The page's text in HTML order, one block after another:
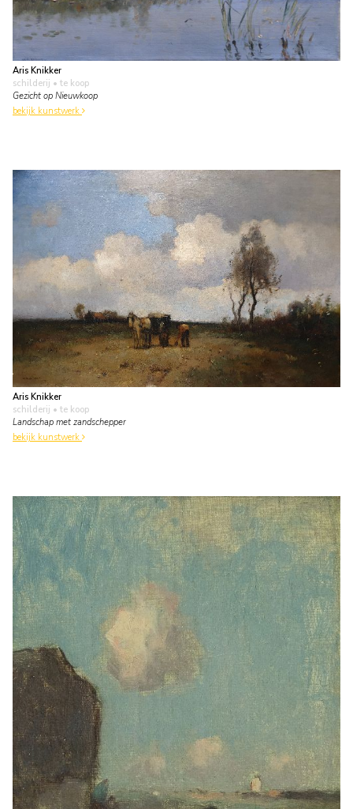
Aris Knikker
schilderij • te koop
Gezicht op Nieuwkoop
bekijk kunstwerk
Aris Knikker
schilderij • te koop
Landschap met zandschepper
bekijk kunstwerk